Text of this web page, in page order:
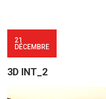
21
DÉCEMBRE
3D INT_2